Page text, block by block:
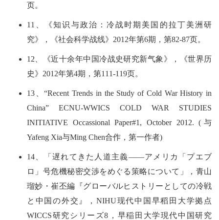
页。
11、《知识与政治：冷战时期美国的拉丁美洲研
究》，《社会科学战线》2012年第6期，第82-87页。
12、《近十余年中国冷战史研究新气象》，《世界历
史》2012年第4期，第111-119页。
13、“Recent Trends in the Study of Cold War History in
China” ECNU-WWICS COLD WAR STUDIES
INITIATIVE Occassional Paper#1, October 2012. (与
Yafeng Xia与Ming Chen合作，第一作者)
14、「遅れてきた人道主義――アメリカ「プエブ
ロ」号危機秘密交渉をめぐる策略について」，青山
瑠妙・崔丕編『グローバルヒストリーとしての冷戦
と中国の外交』，NIHU现代中国早稻田大学拠点
WICCS研究シリーズ8，早稲田大学現代中国研究